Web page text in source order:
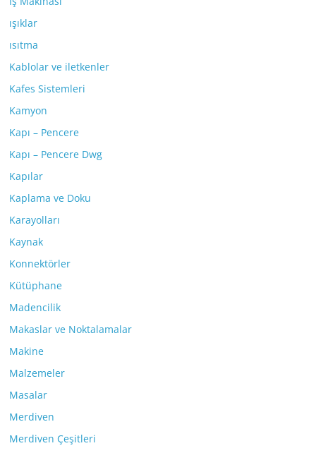
ışıklar
ısıtma
Kablolar ve iletkenler
Kafes Sistemleri
Kamyon
Kapı – Pencere
Kapı – Pencere Dwg
Kapılar
Kaplama ve Doku
Karayolları
Kaynak
Konnektörler
Kütüphane
Madencilik
Makaslar ve Noktalamalar
Makine
Malzemeler
Masalar
Merdiven
Merdiven Çeşitleri